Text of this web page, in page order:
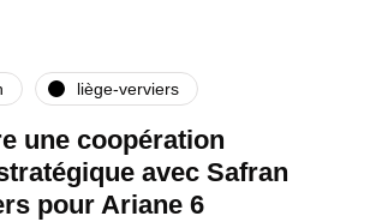
liège-verviers
une coopération
avec Safran
pour Ariane 6